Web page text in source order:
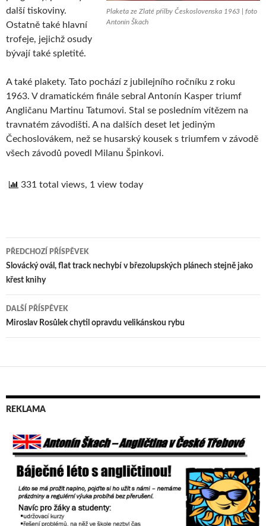
Plaketa ze Zlaté přilby Československa 1963 | foto
Antonín Škach
další tiskoviny.
Ostatně také hlavní
trofeje, jejichž osudy
bývají také spletité.
A také plakety. Tato pochází z jubilejního ročníku z roku
1963. V dramatickém finále sebral Antonín Kasper triumf
Angličanu Martinu Tatumovi. Stal se posledním vítězem na
travnatém závodišti. A na dalších deset let jediným
Čechoslovákem, než se husarský kousek s triumfem v závodě
všech závodů povedl Milanu Špinkovi.
331 total views, 1 view today
Navigace
příspěvek
PŘEDCHOZÍ PŘÍSPĚVEK
Slovácký ovál, flat track nechybí v březolupských plánech stejně jako
křest knihy
DALŠÍ PŘÍSPĚVEK
Miroslav Rosůlek chytil opravdu velikánskou rybu
REKLAMA